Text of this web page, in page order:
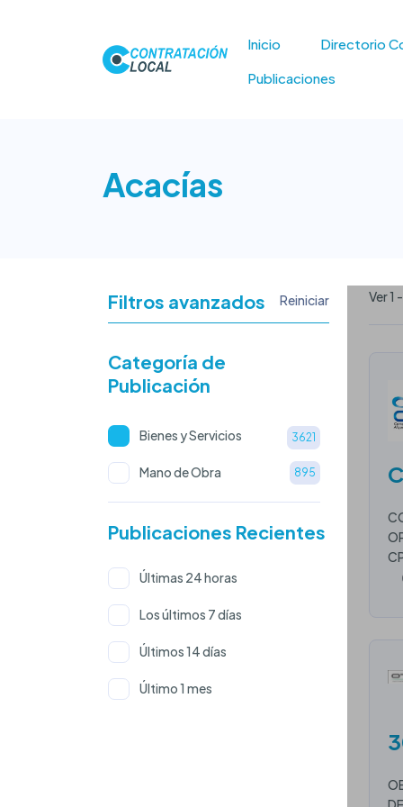
Inicio Directorio
Publicaciones
Acacías
Ver 1
Filtros avanzados Reiniciar
Categoría de
Publicación
Bienes y Servicios 3621
Mano de Obra 895
Publicaciones Recientes
Últimas 24 horas
Los últimos 7 días
Últimos 14 días
Último 1 mes